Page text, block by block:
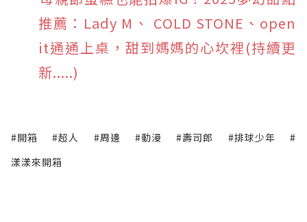
推薦：Lady M、 COLD STONE、open
it通通上桌，甜到媽媽的心坎裡(持續更
新.....)
#開箱 #超人 #周邊 #動漫 #壽司郎 #排球少年
#
漾漾來開箱